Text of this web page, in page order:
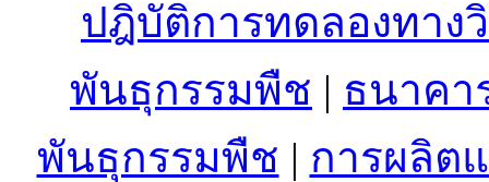
ปฎิบัติการทดลองทาง
พันธุกรรมพืช | ธนาค
พันธุกรรมพืช | การผลิต